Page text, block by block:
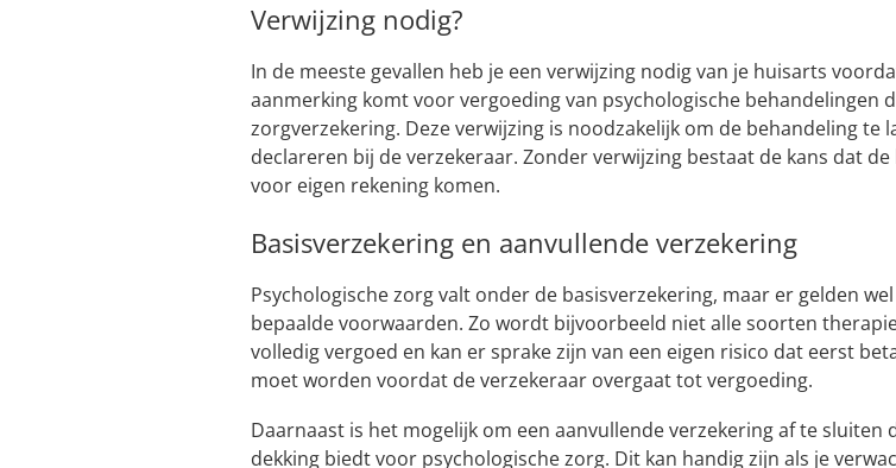
Verwijzing nodig?
In de meeste gevallen heb je een verwijzing nodig van je huisarts
aanmerking komt voor vergoeding van psychologische behandelingen
zorgverzekering. Deze verwijzing is noodzakelijk om de behandeling te
declareren bij de verzekeraar. Zonder verwijzing bestaat de kans dat de
voor eigen rekening komen.
Basisverzekering en aanvullende verzekering
Psychologische zorg valt onder de basisverzekering, maar er gelden wel
bepaalde voorwaarden. Zo wordt bijvoorbeeld niet alle soorten
volledig vergoed en kan er sprake zijn van een eigen risico dat eerst
moet worden voordat de verzekeraar overgaat tot vergoeding.
Daarnaast is het mogelijk om een aanvullende verzekering af te sluiten
dekking biedt voor psychologische zorg. Dit kan handig zijn als je